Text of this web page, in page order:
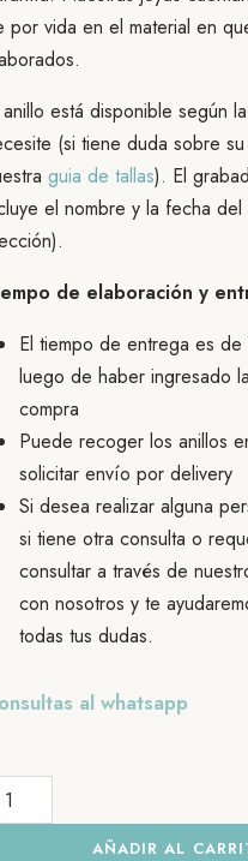
por vida en el material en
anillo está disponible según
(si tiene duda sobre
guia de tallas). El
el nombre y la fecha
de elaboración y
El tiempo de entrega es
luego de haber ingresado
compra
Puede recoger los anillos
solicitar envío por delivery
Si desea realizar alguna
si tiene otra consulta o
consultar a través de
con nosotros y te
todas tus dudas.
al whatsapp
AÑADIR AL